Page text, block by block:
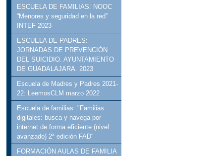
ESCUELA DE FAMILIAS: NOOC
“Menores y seguridad en la red”
INTEF 2023
ESCUELA DE PADRES:
JORNADAS DE PREVENCIÓN
DEL SUICIDIO. AYUNTAMIENTO
DE GUADALAJARA. 2023
Escuela de Madres y Padres 2021-
22: LeemosCLM marzo 2022
Escuela de familias: "Familias
digitales: busca y navega por
internet de forma eficiente (nivel
avanzado) 2ª edición FAD"
FORMACIÓN AULAS DE FAMILIA